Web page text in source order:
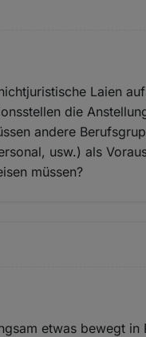
Laien
die
andere
usw.) als
müssen?
etwas bewegt in